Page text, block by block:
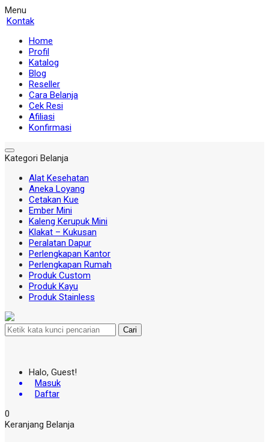
Menu
Kontak
Home
Profil
Katalog
Blog
Reseller
Cara Belanja
Cek Resi
Afiliasi
Konfirmasi
Kategori Belanja
Alat Kesehatan
Aneka Loyang
Cetakan Kue
Ember Mini
Kaleng Kerupuk Mini
Klakat – Kukusan
Peralatan Dapur
Perlengkapan Kantor
Perlengkapan Rumah
Produk Custom
Produk Kayu
Produk Stainless
Cari
Halo, Guest!
Masuk
Daftar
0
Keranjang Belanja